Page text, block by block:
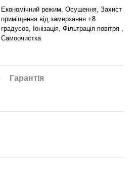
Економічний режим, Осушення, Захист
приміщення від замерзання +8
градусов, Іонізація, Фільтрація повітря ,
Самоочистка
Гарантія